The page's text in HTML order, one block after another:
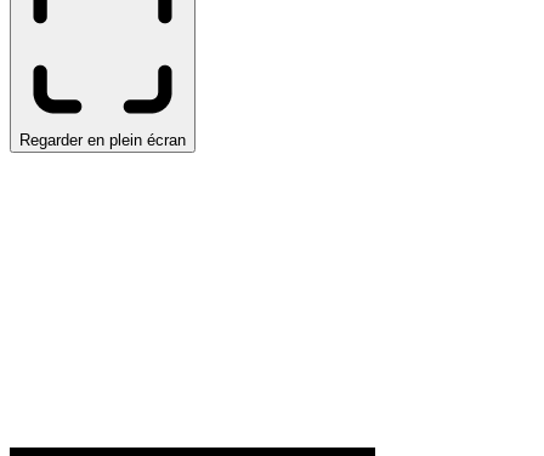
Regarder en plein écran